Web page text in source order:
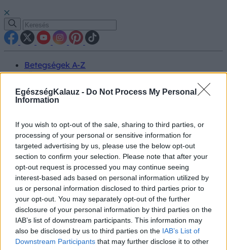
EgészségKalauz - Do Not Process My Personal
Information
If you wish to opt-out of the sale, sharing to third parties, or
processing of your personal or sensitive information for
targeted advertising by us, please use the below opt-out
section to confirm your selection. Please note that after your
opt-out request is processed you may continue seeing
interest-based ads based on personal information utilized by
us or personal information disclosed to third parties prior to
your opt-out. You may separately opt-out of the further
disclosure of your personal information by third parties on the
IAB’s list of downstream participants. This information may
also be disclosed by us to third parties on the IAB’s List of
Downstream Participants that may further disclose it to other
Betegségek A-Z
Tünet
Kezelés
Életmódváltás
Prevenció
Hírek
Videók
Kisállatok egészsége
#allergia#influenza#cukorbetegség
#orvosmeteorológia#vérnyomás#stroke#rákbetegség
#pajzsmirigy #reflux#ekcéma #herpesz
Regisztráció